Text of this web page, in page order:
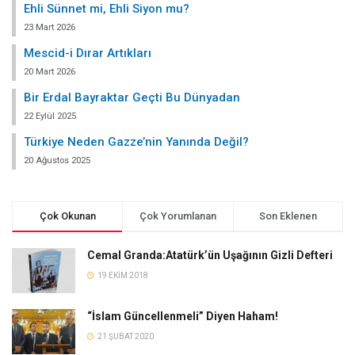
Ehli Sünnet mi, Ehli Siyon mu?
23 Mart 2026
Mescid-i Dırar Artıkları
20 Mart 2026
Bir Erdal Bayraktar Geçti Bu Dünyadan
22 Eylül 2025
Türkiye Neden Gazze’nin Yanında Değil?
20 Ağustos 2025
Çok Okunan Çok Yorumlanan Son Eklenen
Cemal Granda:Atatürk’ün Uşağının Gizli Defteri
19 EKIM 2018
“İslam Güncellenmeli” Diyen Haham!
21 ŞUBAT 2020